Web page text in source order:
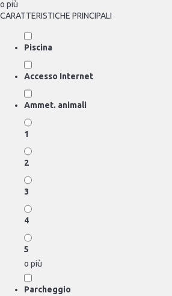
o più
CARATTERISTICHE PRINCIPALI
Piscina
Accesso Internet
Ammet. animali
1
2
3
4
5
o più
Parcheggio